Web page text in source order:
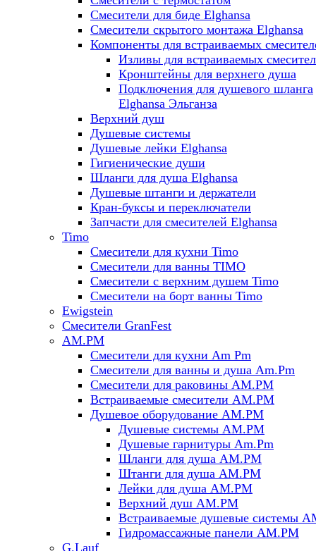
Смесители для биде Elghansa
Смесители скрытого монтажа Elghansa
Компоненты для встраиваемых
Изливы для встраиваемых
Кронштейны для верхнего душа
Подключения для душевого шланга
Elghansa Эльганза
Верхний душ
Душевые системы
Душевые лейки Elghansa
Гигиенические души
Шланги для душа Elghansa
Душевые штанги и держатели
Кран-буксы и переключатели
Запчасти для смесителей Elghansa
Timo
Смесители для кухни Timo
Смесители для ванны TIMO
Смесители с верхним душем Timo
Смесители на борт ванны Timo
Ewigstein
Смесители GranFest
AM.PM
Смесители для кухни Am Pm
Смесители для ванны и душа Am.Pm
Смесители для раковины AM.PM
Встраиваемые смесители AM.PM
Душевое оборудование AM.PM
Душевые системы AM.PM
Душевые гарнитуры Am.Pm
Шланги для душа AM.PM
Штанги для душа AM.PM
Лейки для душа AM.PM
Верхний душ AM.PM
Встраиваемые душевые системы
Гидромассажные панели AM.PM
G.Lauf